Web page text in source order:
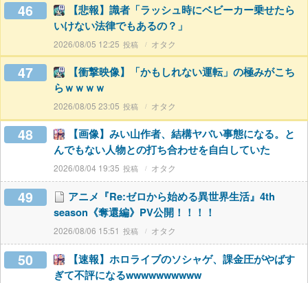
46
【悲報】識者「ラッシュ時にベビーカー乗せたら
いけない法律でもあるの？」
2026/08/05 12:25 オタク
47
【衝撃映像】「かもしれない運転」の極みがこち
らｗｗｗｗ
2026/08/05 23:05 オタク
48
【画像】みい山作者、結構ヤバい事態になる。と
んでもない人物との打ち合わせを自白していた
2026/08/04 19:35 オタク
49
アニメ『Re:ゼロから始める異世界生活』4th
season《奪還編》PV公開！！！！
2026/08/06 15:51 オタク
50
【速報】ホロライブのソシャゲ、課金圧がやばす
ぎて不評になるwwwwwwwwww